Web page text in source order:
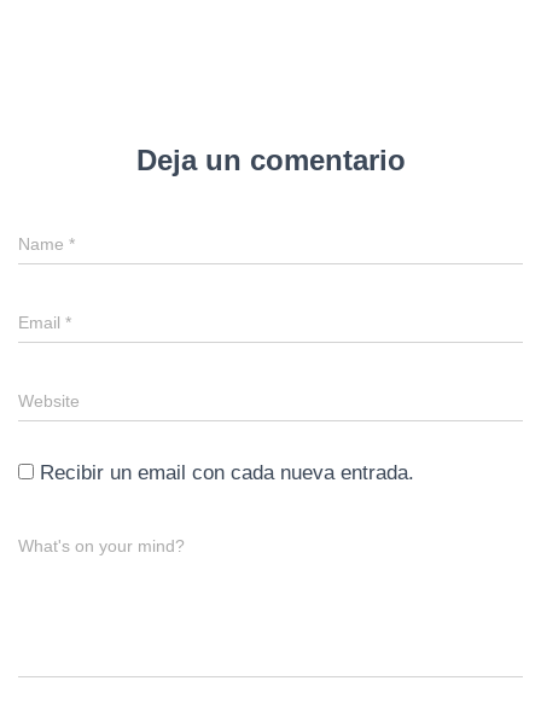
Deja un comentario
Name *
Email *
Website
Recibir un email con cada nueva entrada.
What's on your mind?